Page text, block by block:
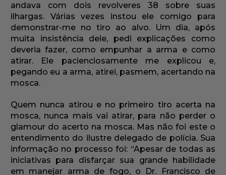
andava com dois revolveres 38 sobre suas
ilhargas. Várias vezes instou ele comigo para
demonstrar-me no tiro ao alvo. Um dia, após
muita insistência dele, pedi explicações como
deveria fazer, como empunhar a arma e como
atirar. Ele pacienciosamente me explicou e,
pegando eu a arma, atirei, pasmem, acertando na
mosca.
Quem nunca atirou e no primeiro tiro acerta na
mosca, nunca mais vai atirar, para não perder o
glamour do acerto na mosca. Mas não foi este o
entendimento do ilustre delegado de polícia. Sua
informação no processo foi: “Apesar de todas as
iniciativas para disfarçar sua grande habilidade
em manejar arma de fogo, o Dr. Francisco de